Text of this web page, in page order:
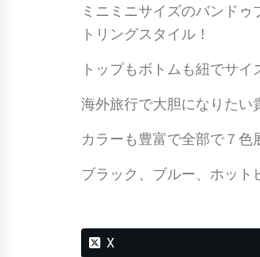
ミニミニサイズのバンド
トリングスタイル！
トップもボトムも紐でサ
海外旅行で大胆になりたい
カラーも豊富で全部で７色
ブラック、ブルー、ホット
X